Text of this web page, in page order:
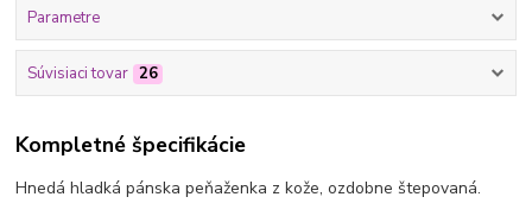
Parametre
Súvisiaci tovar 26
Kompletné špecifikácie
Hnedá hladká pánska peňaženka z kože, ozdobne štepovaná.